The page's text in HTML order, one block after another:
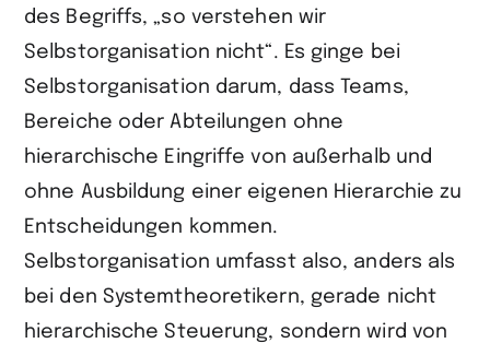
des Begriffs, „so verstehen wir
Selbstorganisation nicht“. Es ginge bei
Selbstorganisation darum, dass Teams,
Bereiche oder Abteilungen ohne
hierarchische Eingriffe von außerhalb und
ohne Ausbildung einer eigenen Hierarchie zu
Entscheidungen kommen.
Selbstorganisation umfasst also, anders als
bei den Systemtheoretikern, gerade nicht
hierarchische Steuerung, sondern wird von